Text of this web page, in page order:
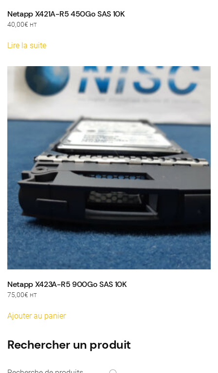
Netapp X421A-R5 450Go SAS 10K
40,00€ HT
Lire la suite
Netapp X423A-R5 900Go SAS 10K
75,00€ HT
Ajouter au panier
Rechercher un produit
Recherche